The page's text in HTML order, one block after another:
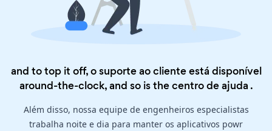
and to top it off, o suporte ao cliente está disponível
around-the-clock, and so is thecentro de ajuda .
Além disso, nossa equipe de engenheiros especialistas
trabalha noite e dia para manter os aplicativos powr